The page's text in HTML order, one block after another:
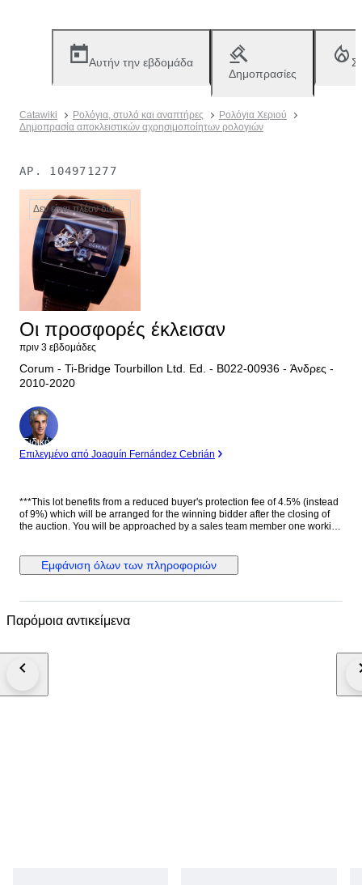
Αυτήν την εβδομάδα
Δημοπρασίες
Catawiki Ρολόγια, στυλό και αναπτήρες
Ρολόγια Χεριού
Δημοπρασία αποκλειστικών αχρησιμοποίητων ρολογιών
ΑΡ. 104971277
Δεν είναι πλέον διαθέσιμο
Οι προσφορές έκλεισαν
πριν 3 εβδομάδες
Corum - Ti-Bridge Tourbillon Ltd. Ed. - B022-00936 - Άνδρες -
2010-2020
Ειδικός
Επιλεγμένο από Joaquín Fernández Cebrián
***This lot benefits from a reduced buyer's protection fee of 4.5% (instead
of 9%) which will be arranged for the winning bidder after the closing of
the auction. You will be approached by a sales team member one working
(cuerda), Tourbillon. Calibre CO.022. 22 jewels. 72h power reserve.
21600 A/h Caja: Titanio con tratamiento PVD, Tonel Corona: Con logo.
Con logo. Sujeta con 6 tornillos. Titanio PVD negro. Esfera: Esqueleto.
cocodrilo auténtica. Cierre: Acero inoxidable. Con logo. Con pulsadores.
madera. Documentación completa. Edición limitada de 50 piezas. Precio
Εμφάνιση όλων των πληροφοριών
Παρόμοια αντικείμενα